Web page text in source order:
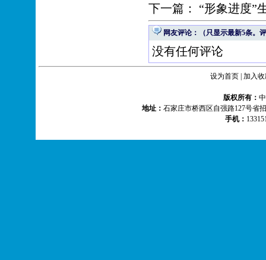
下一篇： “形象进度”
网友评论：（只显示最新5条。
没有任何评论
设为首页 加入
版权所有：
地址： 石家庄市桥西区自强路127号
手机：